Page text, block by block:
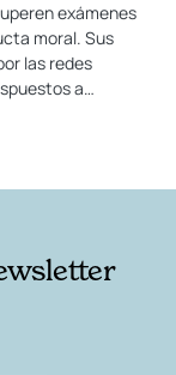
exámenes
moral. Sus
las redes
a…